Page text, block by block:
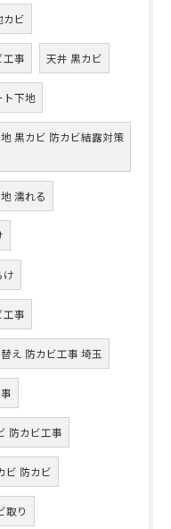
カビ
工事 天井 黒カビ
ト下地
黒カビ 防カビ結露対策
濡れる
け
工事
え 防カビ工事 埼玉
防カビ工事
ビ 防カビ
取り